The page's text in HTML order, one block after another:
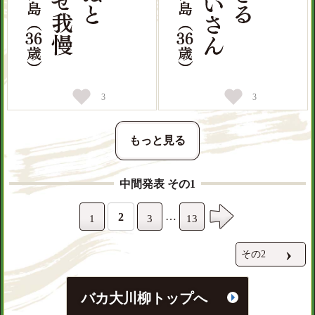
3 3
もっと見る
中間発表 その1
1 2 3 … 13
その2 ›
バカ大川柳トップへ